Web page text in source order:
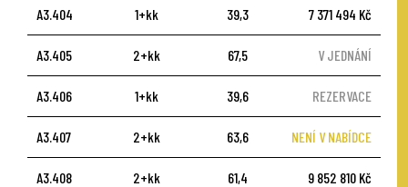
A3.404 1+kk 39,3 7 371 494 Kč
A3.405 2+kk 67,5 V JEDNÁNÍ
A3.406 1+kk 39,6 REZERVACE
A3.407 2+kk 63,6 NENÍ V NABÍDCE
A3.408 2+kk 61,4 9 852 810 Kč